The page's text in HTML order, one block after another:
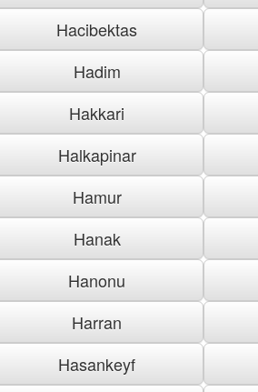
Hacibektas
Hadim
Hakkari
Halkapinar
Hamur
Hanak
Hanonu
Harran
Hasankeyf